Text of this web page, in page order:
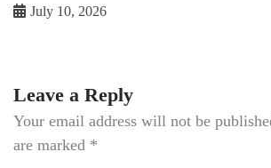
July 10, 2026
Leave a Reply
Your email address will not be
are marked *